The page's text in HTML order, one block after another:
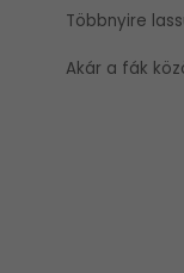
Többnyire
Akár a fák